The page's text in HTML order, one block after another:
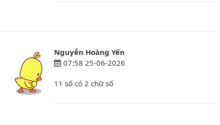
Nguyễn Hoàng Yến
07:58 25-06-2026
11 số có 2 chữ số